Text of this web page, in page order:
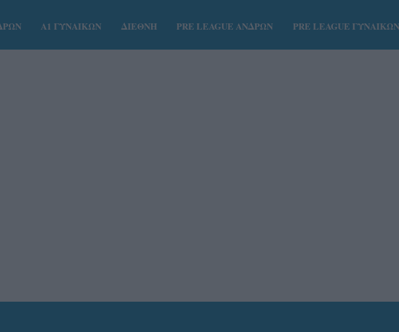
Α1 ΓΥΝΑΙΚΩΝ ΔΙΕΘΝΗ PRE LEAGUE ΑΝΔΡΩΝ PRE LEAGUE ΓΥΝΑΙΚΩΝ